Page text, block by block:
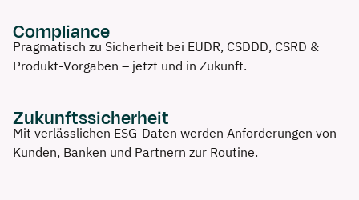
Compliance
Pragmatisch zu Sicherheit bei EUDR, CSDDD, CSRD &
Produkt-Vorgaben – jetzt und in Zukunft.
Zukunftssicherheit
Mit verlässlichen ESG-Daten werden Anforderungen von
Kunden, Banken und Partnern zur Routine.